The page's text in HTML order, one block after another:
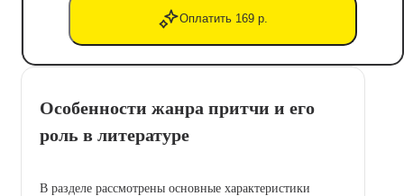
Оплатить 169 р.
Особенности жанра притчи и его
роль в литературе
В разделе рассмотрены основные характеристики